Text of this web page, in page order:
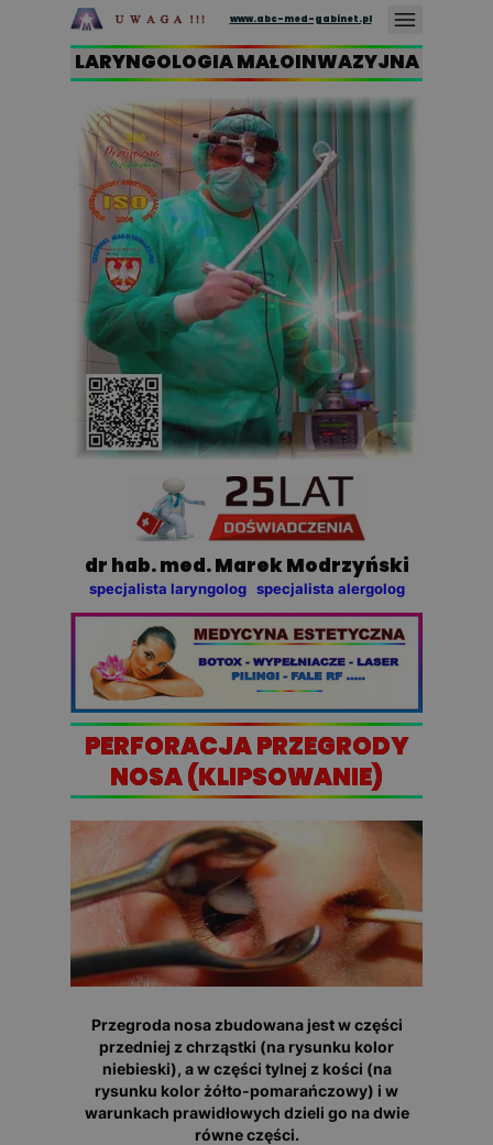
www.abc-med-gabinet.pl
PERFORACJA PRZEGRODY
NOSA (KLIPSOWANIE)
LARYNGOLOGIA MAŁOINWAZYJNA
specjalista laryngolog specjalista alergolog
dr hab. med. Marek Modrzyński
Przegroda nosa zbudowana jest w części
przedniej z chrząstki (na rysunku kolor
niebieski), a w części tylnej z kości (na
rysunku kolor żółto-pomarańczowy) i w
warunkach prawidłowych dzieli go na dwie
równe części.